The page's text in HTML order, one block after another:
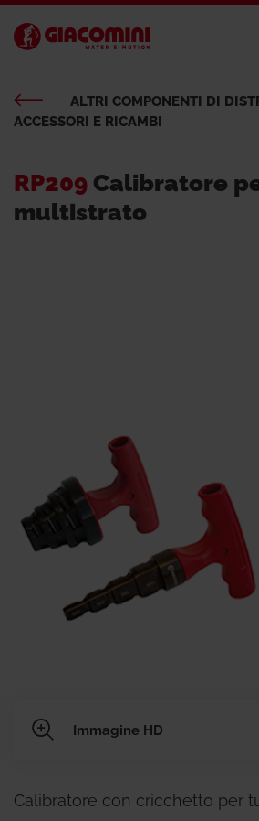
ALTRI COMPONENTI DI
ACCESSORI E RICAMBI
RP209 Calibratore
multistrato
Immagine HD
Calibratore con cricchetto per